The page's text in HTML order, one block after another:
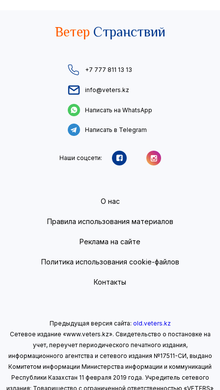
Ветер Странствий
+7 777 811 13 13
info@veters.kz
Написать на WhatsApp
Написать в Telegram
Наши соцсети:
О нас
Правила использования материалов
Реклама на сайте
Политика использования cookie-файлов
Контакты
Предыдущая версия сайта: old.veters.kz
Сетевое издание «www.veters.kz». Свидетельство о постановке на
учет, переучет периодического печатного издания,
информационного агентства и сетевого издания №17511-СИ, выдано
Комитетом информации Министерства информации и коммуникаций
Республики Казахстан 11 февраля 2019 года. Учредитель сетевого
издания: Товарищество с ограниченной ответственностью «VETERS»